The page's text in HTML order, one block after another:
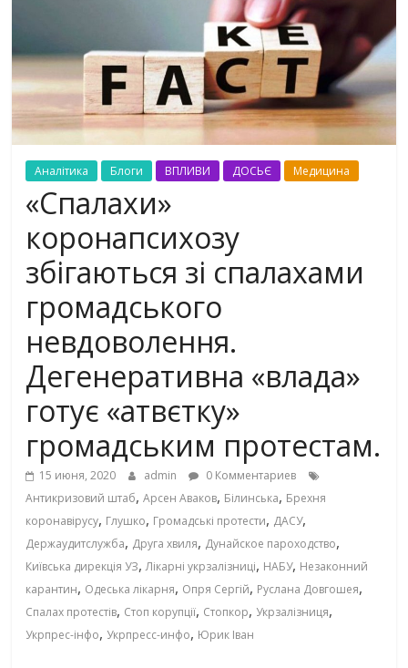
Аналітика Блоги ВПЛИВИ ДОСЬЄ Медицина
«Спалахи»
коронапсихозу
збігаються зі спалахами
громадського
невдоволення.
Дегенеративна «влада»
готує «атвєтку»
громадським протестам.
15 июня, 2020 admin
0 Комментариев
Антикризовий штаб,Арсен Аваков, Білинська, Брехня
коронавірусу, Глушко, Громадські протести, ДАСУ,
Держаудитслужба, Друга хвиля, Дунайское пароходство,
Київська дирекція УЗ,Лікарні укрзалізниці, НАБУ, Незаконний
карантин, Одеська лікарня, Опря Сергій, Руслана Довгошея,
Спалах протестів, Стоп корупції, Стопкор, Укрзалізниця,
Укрпрес-інфо, Укрпресс-инфо, Юрик Іван